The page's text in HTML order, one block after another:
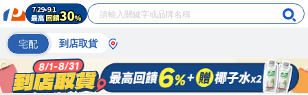
宅配 到店取貨